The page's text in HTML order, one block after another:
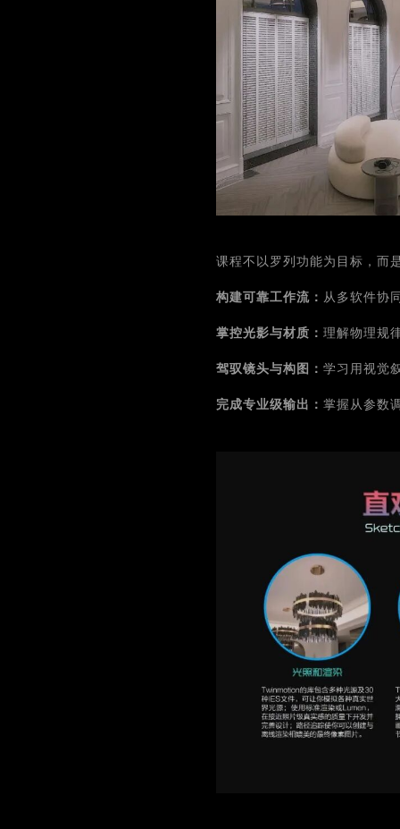
课程不以罗列功能为目标，而
构建可靠工作流： 从多软件协
掌控光影与材质 ： 理解物理规
驾驭镜头与构图： 学习用视觉
完成专业级输出： 掌握从参数